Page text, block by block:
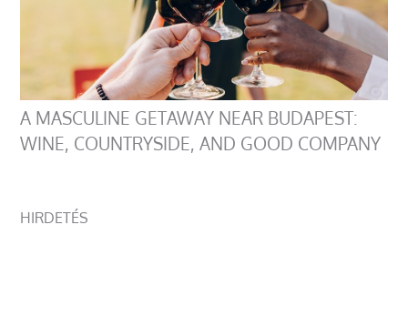
A MASCULINE GETAWAY NEAR BUDAPEST:
WINE, COUNTRYSIDE, AND GOOD COMPANY
HIRDETÉS